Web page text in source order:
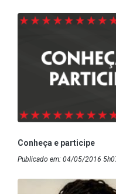
Conheça e participe
Publicado em: 04/05/2016